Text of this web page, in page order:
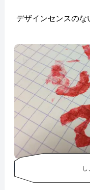
デザインセンスの
し